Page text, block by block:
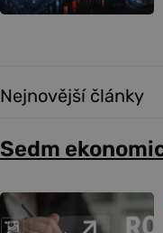
Nejnovější články
Sedm